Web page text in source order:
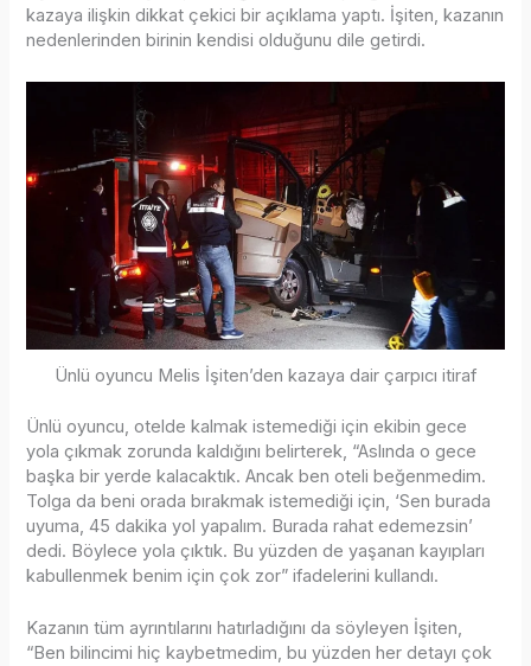
kazaya ilişkin dikkat çekici bir açıklama yaptı. İşiten, kazanın
nedenlerinden birinin kendisi olduğunu dile getirdi.
Ünlü oyuncu Melis İşiten’den kazaya dair çarpıcı itiraf
Ünlü oyuncu, otelde kalmak istemediği için ekibin gece
yola çıkmak zorunda kaldığını belirterek, “Aslında o gece
başka bir yerde kalacaktık. Ancak ben oteli beğenmedim.
Tolga da beni orada bırakmak istemediği için, ‘Sen burada
uyuma, 45 dakika yol yapalım. Burada rahat edemezsin’
dedi. Böylece yola çıktık. Bu yüzden de yaşanan kayıpları
kabullenmek benim için çok zor” ifadelerini kullandı.
Kazanın tüm ayrıntılarını hatırladığını da söyleyen İşiten,
“Ben bilincimi hiç kaybetmedim, bu yüzden her detayı çok